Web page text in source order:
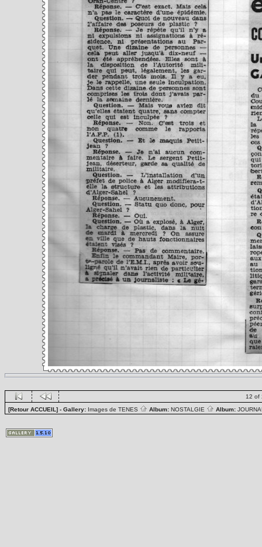
12 of
[Retour ACCUEIL] - Gallery: Images de TENES Album: NOSTALGIE Album: